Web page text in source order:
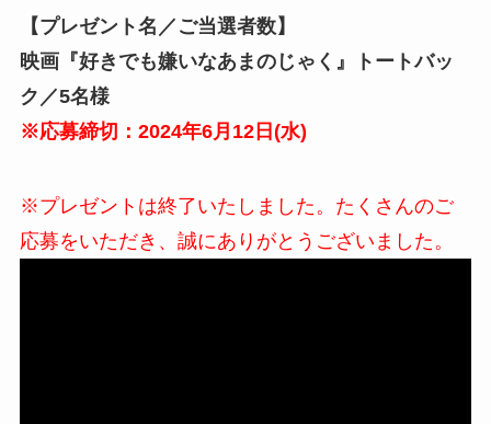
【プレゼント名／ご当選者数】
映画『好きでも嫌いなあまのじゃく』トートバッ
ク／5名様
※応募締切：2024年6月12日(水)
※プレゼントは終了いたしました。たくさんのご
応募をいただき、誠にありがとうございました。